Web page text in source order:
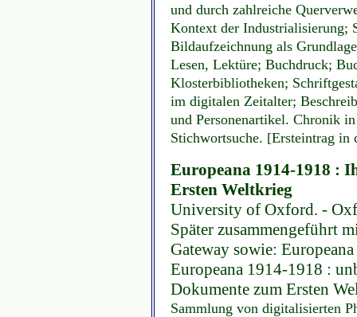
und durch zahlreiche
Kontext der Industrialisierung;
Bildaufzeichnung als
Lesen, Lektüre; Buchdruck;
Klosterbibliotheken;
im digitalen Zeitalter;
und Personenartikel. Chronik
Stichwortsuche. [Ersteintrag
Europeana 1914-1918 :
Ersten Weltkrieg
University of Oxford. -
Später zusammengeführt
Gateway sowie:
Europeana 1914-1918 :
Dokumente zum Ersten
Sammlung von digitalisierten